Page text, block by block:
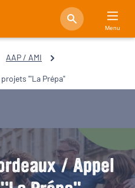
Menu
AAP / AMI
"'La Prépa"
/ Appel